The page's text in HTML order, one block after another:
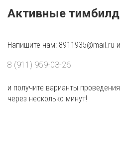
Активные
Напишите нам: 8911935@mail.ru
8 (911) 959-03-26
и получите варианты
через несколько минут!